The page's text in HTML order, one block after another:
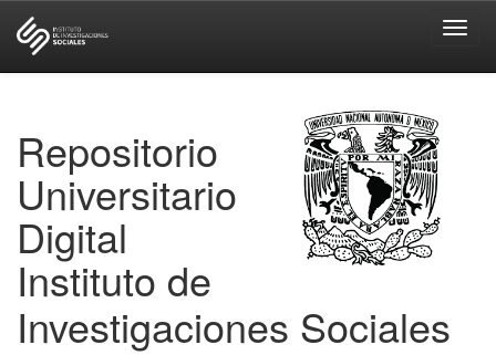
Repositorio
Universitario
Digital
Instituto de
Investigaciones Sociales